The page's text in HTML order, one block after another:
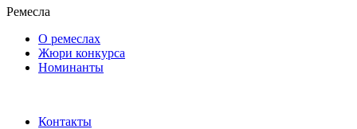
Ремесла
О ремеслах
Жюри конкурса
Номинанты
Контакты